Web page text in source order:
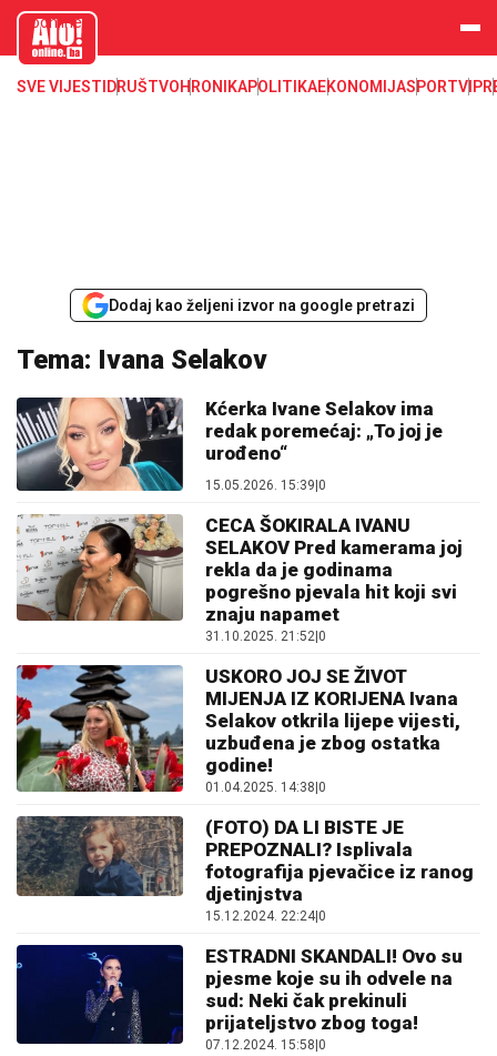
aloonline.b
SVE VIJESTI DRUŠTVOHRONIKAPOLITIKAEKONOMIJASPORTVIP
Dodaj kao željeni izvor na google pretrazi
Tema: Ivana Selakov
Kćerka Ivane Selakov ima
redak poremećaj: „To joj je
urođeno“
15.05.2026. 15:39 0
CECA ŠOKIRALA IVANU
SELAKOV Pred kamerama joj
rekla da je godinama
pogrešno pjevala hit koji svi
znaju napamet
31.10.2025. 21:52 0
USKORO JOJ SE ŽIVOT
MIJENJA IZ KORIJENA Ivana
Selakov otkrila lijepe vijesti,
uzbuđena je zbog ostatka
godine!
01.04.2025. 14:38 0
(FOTO) DA LI BISTE JE
PREPOZNALI? Isplivala
fotografija pjevačice iz ranog
djetinjstva
15.12.2024. 22:24 0
ESTRADNI SKANDALI! Ovo su
pjesme koje su ih odvele na
sud: Neki čak prekinuli
prijateljstvo zbog toga!
07.12.2024. 15:58 0